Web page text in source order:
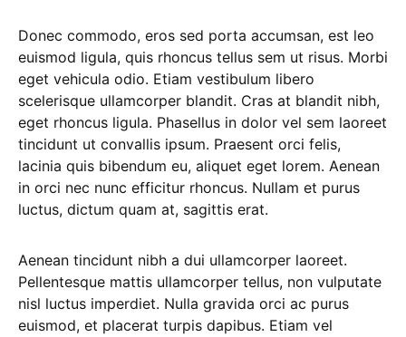
Donec commodo, eros sed porta accumsan, est leo
euismod ligula, quis rhoncus tellus sem ut risus. Morbi
eget vehicula odio. Etiam vestibulum libero
scelerisque ullamcorper blandit. Cras at blandit nibh,
eget rhoncus ligula. Phasellus in dolor vel sem laoreet
tincidunt ut convallis ipsum. Praesent orci felis,
lacinia quis bibendum eu, aliquet eget lorem. Aenean
in orci nec nunc efficitur rhoncus. Nullam et purus
luctus, dictum quam at, sagittis erat.
Aenean tincidunt nibh a dui ullamcorper laoreet.
Pellentesque mattis ullamcorper tellus, non vulputate
nisl luctus imperdiet. Nulla gravida orci ac purus
euismod, et placerat turpis dapibus. Etiam vel